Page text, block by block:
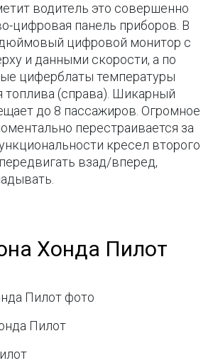
водитель это совершенно
цифровая панель приборов. В
цифровой монитор с
и данными скорости, а по
циферблаты температуры
топлива (справа). Шикарный
до 8 пассажиров. Огромное
перестраивается за
кресел второго
взад/вперед,
Хонда Пилот
Пилот фото
Пилот